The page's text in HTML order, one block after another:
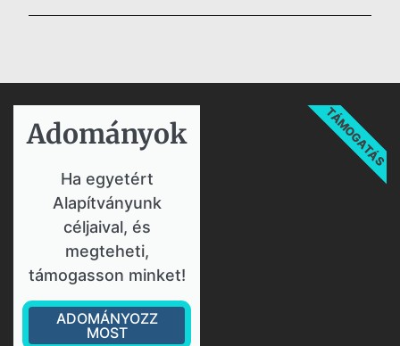
Adományok​
Ha egyetért
Alapítványunk
céljaival, és
megteheti,
támogasson minket!
ADOMÁNYOZZ
MOST
TÁMOGATÁS